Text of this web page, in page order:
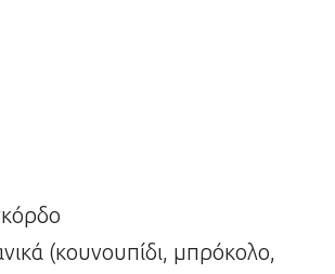
(κουνουπίδι, μπρόκολο,